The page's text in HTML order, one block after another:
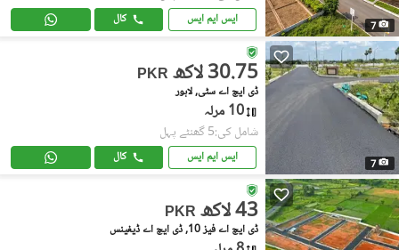
7 ایس ایم ایس کال
7
PKR 30.75 لاکھ
ڈی ایچ اے سٹی, لاہور
10 مرلہ
شامل کی:5 گھنٹے پہل
ایس ایم ایس کال
PKR 43 لاکھ
ڈی ایچ اے فیز 10, ڈی ایچ اے ڈیفینس